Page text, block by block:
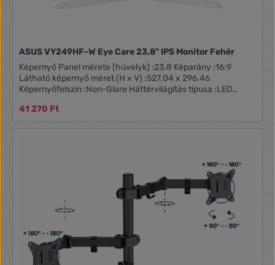
ASUS VY249HF-W Eye Care 23,8" IPS Monitor Fehér
Képernyő Panel mérete (hüvelyk) :23.8 Képarány :16:9
Látható képernyő méret (H x V) :527.04 x 296.46
Képernyőfelszín :Non-Glare Háttérvilágítás típusa :LED
Képpont-méret :0,2745 mm Felbontás :1920x1080 Fényerő
(Jellemző) :250cd/? Kontrasztarány (Jellemző) :1000:1
Színhőmérséklet Kiválasztás :Yes(3 modes) GamePlus : Igen
QuickFit : igen (Levél/fotó/igazítórács) HDCP : Igen, 1.4 VRR
technológia :Yes (Adaptive-Sync) Shadow Boost : Igen
Motion Sync : Igen Low Blue Light technológia :Igen Eye
Care+ technológia :Igen Audiofunkciók Hangszóró :Nem I/O-
csatlakozók HDMI(v1.4) x 1 VGA x 1 Fülhallgató-csatlakozó
:Igen PC audiobemenet :Igen
41 270 Ft